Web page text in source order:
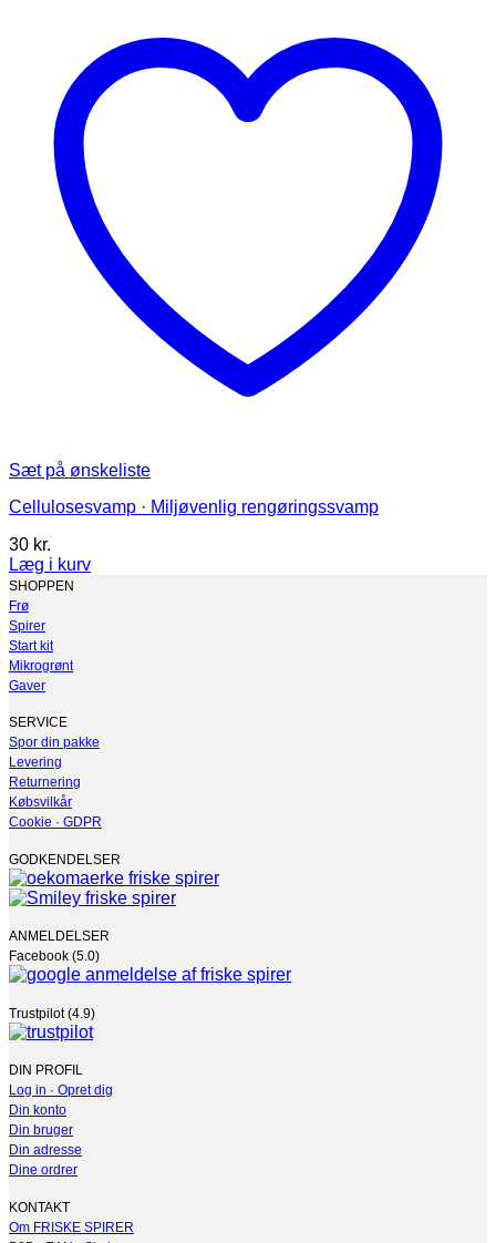
Sæt på ønskeliste
Cellulosesvamp · Miljøvenlig rengøringssvamp
30 kr.
Læg i kurv
Dette
vare
har
flere
varianter.
Mulighederne
vælges
på
varesiden
SHOPPEN
Frø
Spirer
Start kit
Mikrogrønt
Gaver
SERVICE
Spor din pakke
Levering
Returnering
Købsvilkår
Cookie · GDPR
GODKENDELSER
ANMELDELSER
Facebook (5.0)
Trustpilot (4.9)
DIN PROFIL
Log in · Opret dig
Din konto
Din bruger
Din adresse
Dine ordrer
KONTAKT
Om FRISKE SPIRER